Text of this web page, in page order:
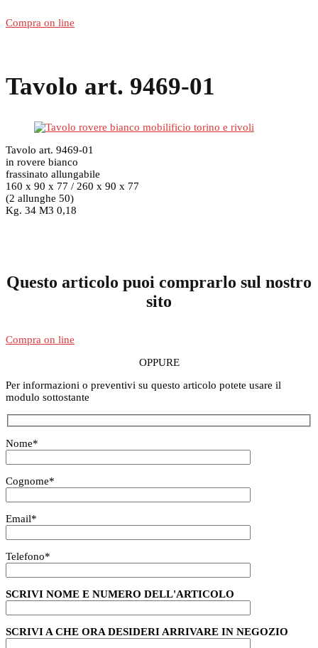
Compra on line
Tavolo art. 9469-01
Tavolo art. 9469-01
in rovere bianco
frassinato allungabile
160 x 90 x 77 / 260 x 90 x 77
(2 allunghe 50)
Kg. 34 M3 0,18
Questo articolo puoi comprarlo sul nostro
sito
Compra on line
OPPURE
Per informazioni o preventivi su questo articolo potete usare il
modulo sottostante
Nome*
Cognome*
Email*
Telefono*
SCRIVI NOME E NUMERO DELL'ARTICOLO
SCRIVI A CHE ORA DESIDERI ARRIVARE IN NEGOZIO